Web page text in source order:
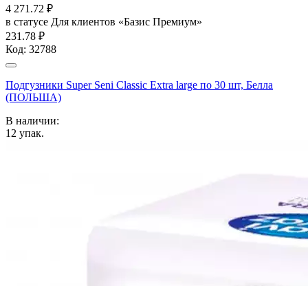
4 271.72 ₽
в статусе Для клиентов «Базис Премиум»
231.78 ₽
Код: 32788
Подгузники Super Seni Classic Extra large по 30 шт, Белла
(ПОЛЬША)
В наличии:
12 упак.